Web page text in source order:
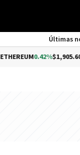
Últimas
0.42%$1,905.60